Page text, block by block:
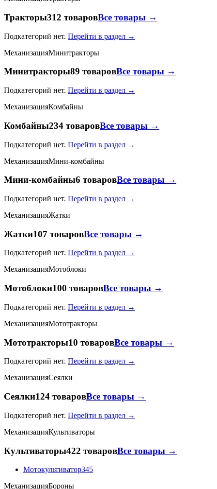
Тракторы312 товаровВсе товары →
Подкатегорий нет. Перейти в раздел →
МеханизацияМинитракторы
Минитракторы89 товаровВсе товары →
Подкатегорий нет. Перейти в раздел →
МеханизацияКомбайны
Комбайны234 товаровВсе товары →
Подкатегорий нет. Перейти в раздел →
МеханизацияМини-комбайны
Мини-комбайны6 товаровВсе товары →
Подкатегорий нет. Перейти в раздел →
МеханизацияЖатки
Жатки107 товаровВсе товары →
Подкатегорий нет. Перейти в раздел →
МеханизацияМотоблоки
Мотоблоки100 товаровВсе товары →
Подкатегорий нет. Перейти в раздел →
МеханизацияМототракторы
Мототракторы10 товаровВсе товары →
Подкатегорий нет. Перейти в раздел →
МеханизацияСеялки
Сеялки124 товаровВсе товары →
Подкатегорий нет. Перейти в раздел →
МеханизацияКультиваторы
Культиваторы422 товаровВсе товары →
Мотокультиватор345
МеханизацияБороны